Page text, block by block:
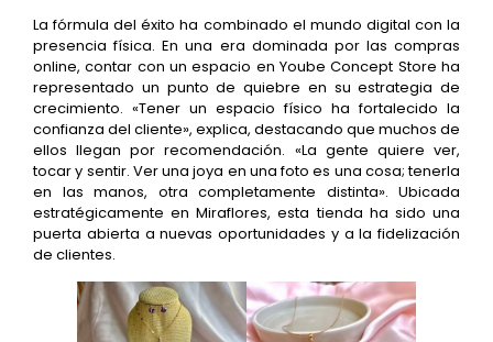
La fórmula del éxito ha combinado el mundo digital con la
presencia física. En una era dominada por las compras
online, contar con un espacio en Yoube Concept Store ha
representado un punto de quiebre en su estrategia de
crecimiento. «Tener un espacio físico ha fortalecido la
confianza del cliente», explica, destacando que muchos de
ellos llegan por recomendación. «La gente quiere ver,
tocar y sentir. Ver una joya en una foto es una cosa; tenerla
en las manos, otra completamente distinta». Ubicada
estratégicamente en Miraflores, esta tienda ha sido una
puerta abierta a nuevas oportunidades y a la fidelización
de clientes.